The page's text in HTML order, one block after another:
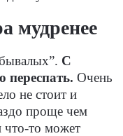
мудренее
С
Очень
не стоит и
проще чем
что-то может